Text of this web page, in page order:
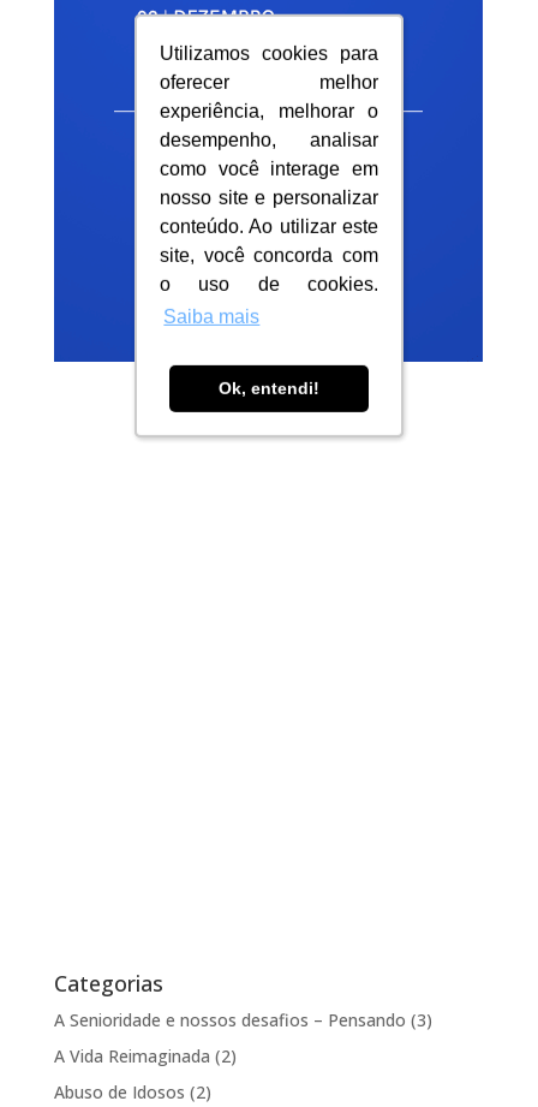
Utilizamos cookies para
oferecer melhor
experiência, melhorar o
desempenho, analisar
como você interage em
nosso site e personalizar
conteúdo. Ao utilizar este
site, você concorda com
o uso de cookies.
Saiba mais
Ok, entendi!
Utilizamos cookies para
oferecer melhor
experiência, melhorar o
desempenho, analisar
como você interage em
nosso site e personalizar
conteúdo. Ao utilizar este
site, você concorda com
o uso de cookies.
Saiba mais
Ok, entendi!
Categorias
A Senioridade e nossos desafios – Pensando (3)
A Vida Reimaginada (2)
Abuso de Idosos (2)